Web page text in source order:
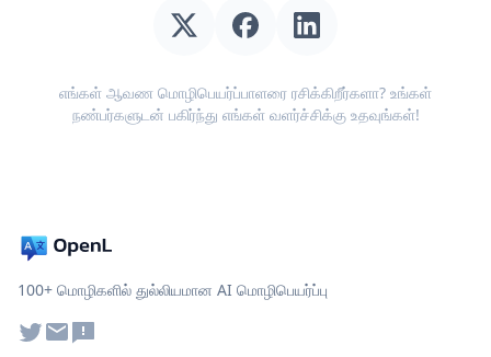
எங்கள் ஆவண மொழிபெயர்ப்பாளரை ரசிக்கிறீர்களா? உங்கள்
நண்பர்களுடன் பகிர்ந்து எங்கள் வளர்ச்சிக்கு உதவுங்கள்!
100+ மொழிகளில் துல்லியமான AI மொழிபெயர்ப்பு